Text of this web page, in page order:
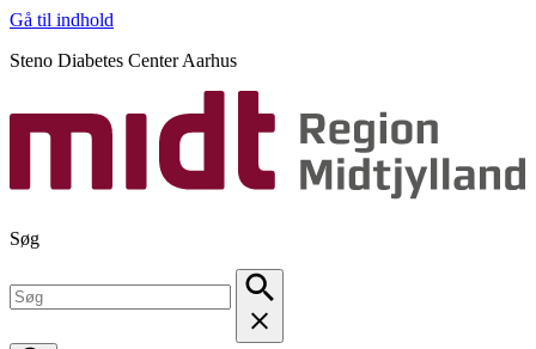
Gå til indhold
Steno Diabetes Center Aarhus
Søg